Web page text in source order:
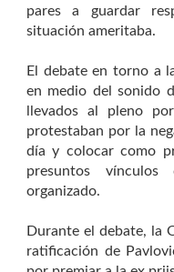
pares a guardar
situación ameritaba.
El debate en torno a
en medio del sonido
llevados al pleno
protestaban por la
día y colocar como
presuntos
organizado.
Durante el debate, la
ratificación de